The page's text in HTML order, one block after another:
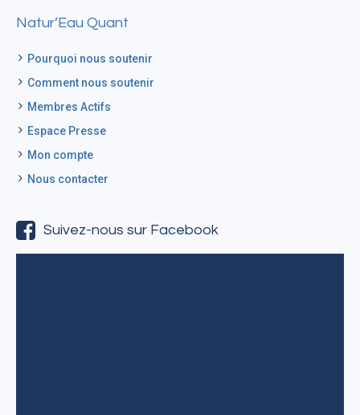
Natur’Eau Quant
Pourquoi nous soutenir
Comment nous soutenir
Membres Actifs
Espace Presse
Mon compte
Nous contacter
Suivez-nous sur Facebook